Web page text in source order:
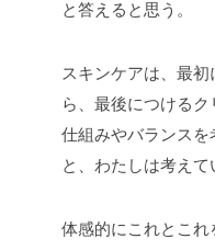
と答えると思う。
スキンケアは、最
ら、最後につける
仕組みやバランス
と、わたしは考えて
体感的にこれとこれ